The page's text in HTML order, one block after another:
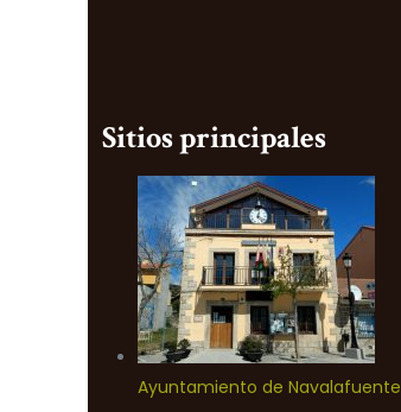
Sitios principales
Ayuntamiento de Navalafuente